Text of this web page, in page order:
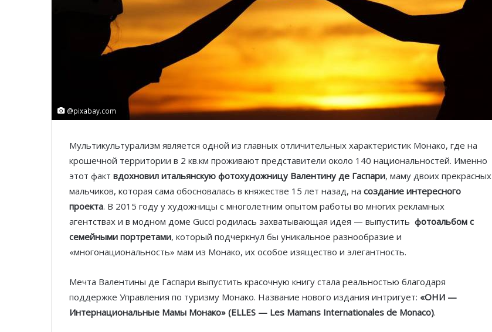
@pixabay.com
Мультикультурализм является одной из главных отличительных характеристик Монако, где на
крошечной территории в 2 кв.км проживают представители около 140 национальностей. Именно
этот факт вдохновил итальянскую фотохудожницу Валентину де Гаспари, маму двоих прекрасных
мальчиков, которая сама обосновалась в княжестве 15 лет назад, на создание интересного
проекта. В 2015 году у художницы с многолетним опытом работы во многих рекламных
агентствах и в модном доме Gucci родилась захватывающая идея — выпустить фотоальбом с
семейными портретами, который подчеркнул бы уникальное разнообразие и
«многонациональность» мам из Монако, их особое изящество и элегантность.
Мечта Валентины де Гаспари выпустить красочную книгу стала реальностью благодаря
поддержке Управления по туризму Монако. Название нового издания интригует: «ОНИ —
Интернациональные Мамы Монако» (ELLES — Les Mamans Internationales de Monaco).